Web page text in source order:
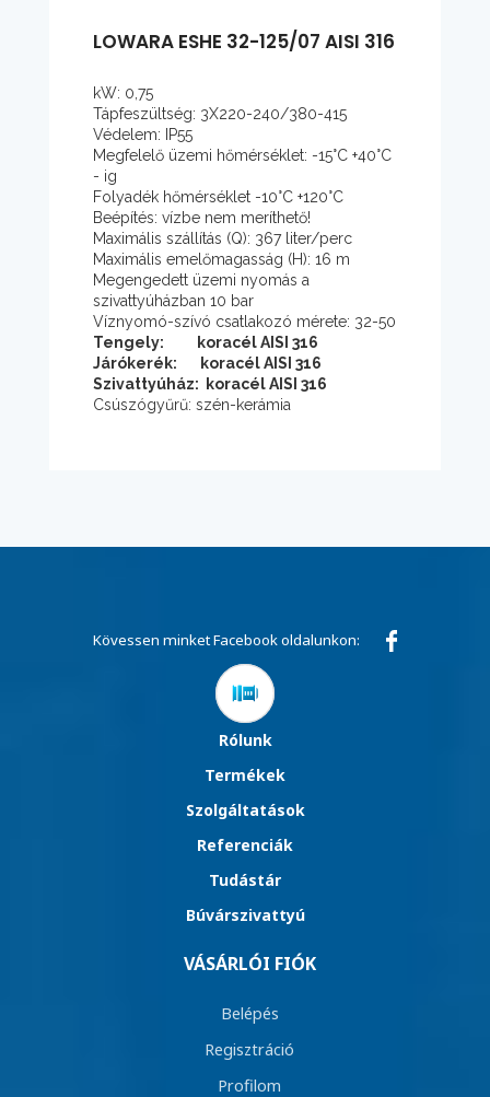
LOWARA ESHE 32-125/07 AISI 316
kW: 0,75
Tápfeszültség: 3X220-240/380-415
Védelem: IP55
Megfelelő üzemi hőmérséklet: -15°C +40°C
- ig
Folyadék hőmérséklet -10°C +120°C
Beépítés: vízbe nem meríthető!
Maximális szállítás (Q): 367 liter/perc
Maximális emelőmagasság (H): 16 m
Megengedett üzemi nyomás a
szivattyúházban 10 bar
Víznyomó-szívó csatlakozó mérete: 32-50
Tengely: koracél AISI 316
Járókerék: koracél AISI 316
Szivattyúház: koracél AISI 316
Csúszógyűrű: szén-kerámia
Kövessen minket Facebook oldalunkon:
Rólunk
Termékek
Szolgáltatások
Referenciák
Tudástár
Búvárszivattyú
VÁSÁRLÓI FIÓK
Belépés
Regisztráció
Profilom